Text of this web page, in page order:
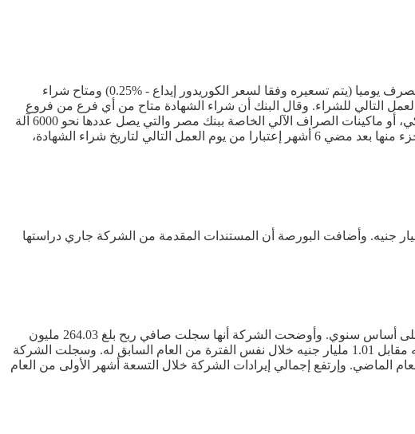
أصدر بنك مصر الوعاء الإدخاري الجديد شهادة "يوماتى" وهي شهادة إدخار مدتها ثلاثة سنوات تتمتع بمعدل عائد سنوي 27% متغير يصرف يوميا (يتم تسعيره وفقا لسعر الكوريدور إيداع - %0.25) ومتاح شراء
ومضاعفاتها، وتصدر الشهادة إعتبارا من يوم العمل التالي للشراء. وقال البنك أن شراء الشهادة متاح من أي فرع من فروع
البنك التي يصل عددها إلى أكثر من 860 فرعا ووحدة مصرفية منتشرة بجميع أنحاء الجمهورية، أو من خلال الإنترنت والموبايل البنكي، أو ماكينات الصراف الآلي الخاصة ببنك مصر والتي يصل عددها نحو 6000 آلة
منتشرة بجميع أنحاء الجمهورية. ويمكن الإقتراض بضمان الشهادة بحد أقصى 90% من قيمتها الإسمية، ويمكن إسترداد الشهادة أو جزء منها بعد مضي 6 أشهر إعتبارا من يوم العمل التالي لتاريخ شراء الشهادة،
المصرية، أن شركة بلتون القابضة تقدمت بمستندات قيد زيادة راس المال المرخص به من 11 مليار جنيه إلى 22 مليار جنيه. وأضافت البورصة أن المستندات المقدمة من الشركة جاري دراستها
أظهرت القوائم المالية لشركة الدولية للتأجير التمويلي "إنكوليس"، عن العام الماضي، إرتفاع صافي ربح الشركة بنسبة 65.53% على أساس سنوي. وأوضحت الشركة أنها سجلت صافي ربح بلغ 264.03 مليون
جنيه خلال 2024، مقابل 159.5 مليون جنيه أرباحا في 2023. وإرتفع إجمالي إيرادات الشركة خلال العام الماضي إلى 1.79 مليار جنيه مقابل 1.01 مليار جنيه خلال نفس الفترة من العام السابق له. وسجلت الشركة
مقابل 135.48 مليون جنيه أرباحا خلال نفس الفترة من العام الماضي. وإرتفع إجمالي إيرادات الشركة خلال التسعة أشهر الأولى من العام